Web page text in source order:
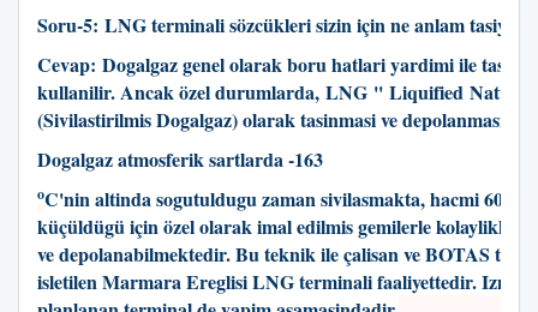
Soru-5: LNG terminali sözcükleri sizin için ne anlam tasiyor?
Cevap: Dogalgaz genel olarak boru hatlari yardimi ile
kullanilir. Ancak özel durumlarda, LNG '' Liquified Natural
(Sivilastirilmis Dogalgaz) olarak tasinmasi ve depolanmasi
Dogalgaz atmosferik sartlarda -163
oC'nin altinda sogutuldugu zaman sivilasmakta, hacmi 600
küçüldügü için özel olarak imal edilmis gemilerle kolaylikla
ve depolanabilmektedir. Bu teknik ile çalisan ve BOTAS
isletilen Marmara Ereglisi LNG terminali faaliyettedir. Izmir